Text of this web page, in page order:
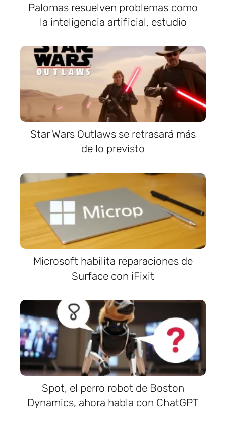
Palomas resuelven problemas como
la inteligencia artificial, estudio
Star Wars Outlaws se retrasará más
de lo previsto
Microsoft habilita reparaciones de
Surface con iFixit
Spot, el perro robot de Boston
Dynamics, ahora habla con ChatGPT